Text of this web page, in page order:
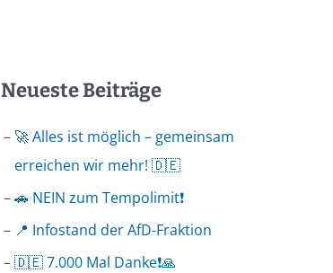
Neueste Beiträge
🚀 Alles ist möglich – gemeinsam
erreichen wir mehr! 🇩🇪
🚗 NEIN zum Tempolimit❗️
📍 Infostand der AfD-Fraktion
🇩🇪 7.000 Mal Danke❗️🙏